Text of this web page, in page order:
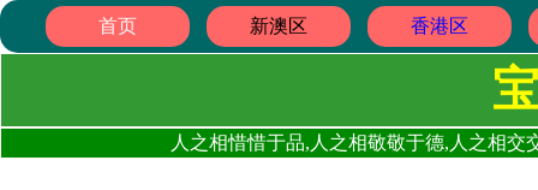
首页 新澳区 香港区
人之相惜惜于品,人之相敬敬于德,人之相